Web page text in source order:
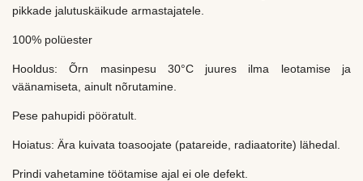
pikkade jalutuskäikude armastajatele.
100% polüester
Hooldus: Õrn masinpesu 30°C juures ilma leotamise ja
väänamiseta, ainult nõrutamine.
Pese pahupidi pööratult.
Hoiatus: Ära kuivata toasoojate (patareide, radiaatorite) lähedal.
Prindi vahetamine töötamise ajal ei ole defekt.